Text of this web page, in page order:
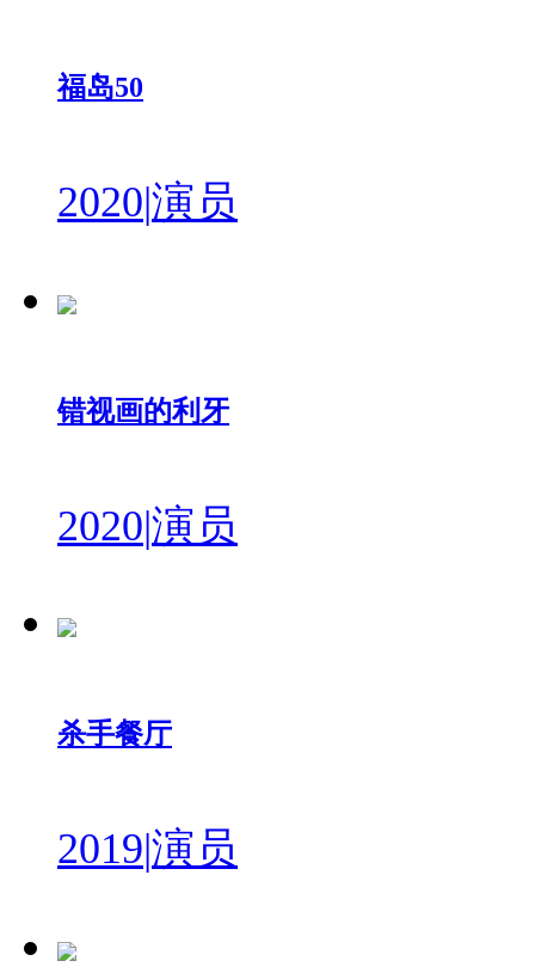
福岛50
2020|演员
错视画的利牙
2020|演员
杀手餐厅
2019|演员